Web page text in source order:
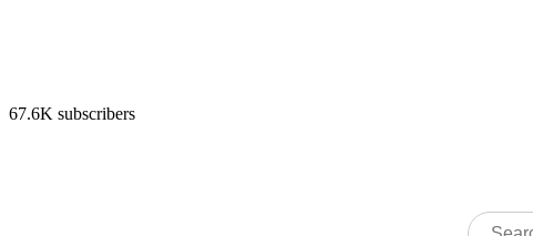
67.6K subscribers